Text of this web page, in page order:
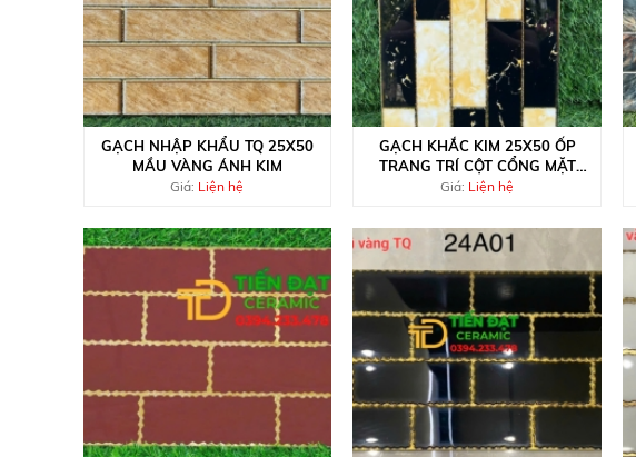
GẠCH NHẬP KHẨU TQ 25X50
MẦU VÀNG ÁNH KIM
Giá: Liện hệ
GẠCH KHẮC KIM 25X50 ỐP
TRANG TRÍ CỘT CỔNG MẶT
TIỀN
Giá: Liện hệ